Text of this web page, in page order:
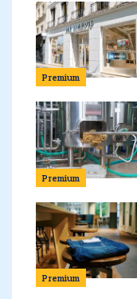
Premium
Premium
Premium